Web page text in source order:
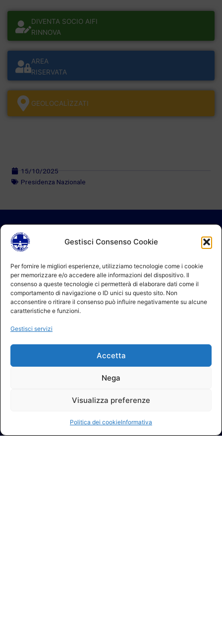
Gestisci Consenso Cookie
Per fornire le migliori esperienze, utilizziamo tecnologie come i cookie
per memorizzare e/o accedere alle informazioni del dispositivo. Il
consenso a queste tecnologie ci permetterà di elaborare dati come il
comportamento di navigazione o ID unici su questo sito. Non
acconsentire o ritirare il consenso può influire negativamente su alcune
caratteristiche e funzioni.
Gestisci servizi
Accetta
Nega
Visualizza preferenze
Politica dei cookieInformativa
DIVENTA SOCIO AIFI
RINNOVA
AREA
RISERVATA
GEOLOCALÌZZATI
15/10/2025
Presidenza Nazionale